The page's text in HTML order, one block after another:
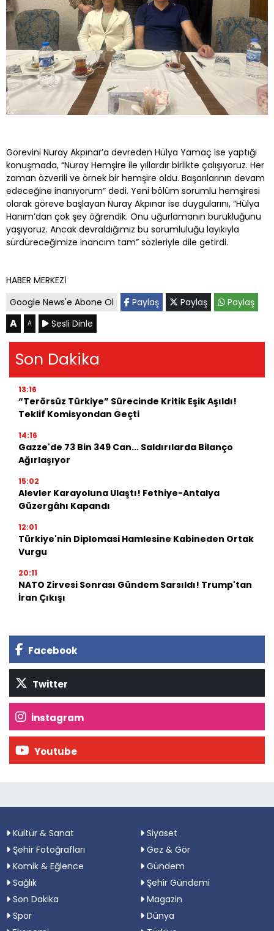
Görevini Nuray Akpınar’a devreden Hülya Yamaç ise yaptığı
konuşmada, “Nuray Hemşire ile yıllardır birlikte çalışıyoruz. Her
zaman özverili ve örnek bir hemşire oldu. Başarılarının devam
edeceğine inanıyorum” dedi. Yeni bölüm sorumlu hemşiresi
olarak göreve başlayan Nuray Akpınar ise duygularını, “Hülya
Hanım’dan çok şey öğrendik. Onu uğurlamanın burukluğunu
yaşıyoruz. Ancak devraldığımız bu sorumluluğu layıkıyla
sürdüreceğimize inancım tam” sözleriyle dile getirdi.
HABER MERKEZİ
Google News'e Abone Ol
Paylaş Paylaş Paylaş
A A Sesli Dinle
Son Dakika
13:16
“Terörsüz Türkiye” Sürecinde Kritik Eşik Aşıldı!
Teklif Komisyondan Geçti
14:16
Gazze'de 73 Bin 349 Can... Saldırılarda Bilanço
Ağırlaşıyor
15:02
Alevler Karayoluna Ulaştı! Fethiye-Antalya
Güzergâhı Kapandı
12:01
Türkiye'nin Diplomasi Hamlesine Kabineden Ortak
Vurgu
20:11
NATO Zirvesi Sonrası Gündem Sarsıldı! Trump'tan
İran Çıkışı
Facebook
Twitter
İnstagram
Youtube
Kültür & Sanat
Siyaset
Şehir Fotoğrafları
Gez & Gör
Komik & Eğlence
Gündem
Sağlık
Şehir Gündemi
Son Dakika
Magazin
Spor
Dünya